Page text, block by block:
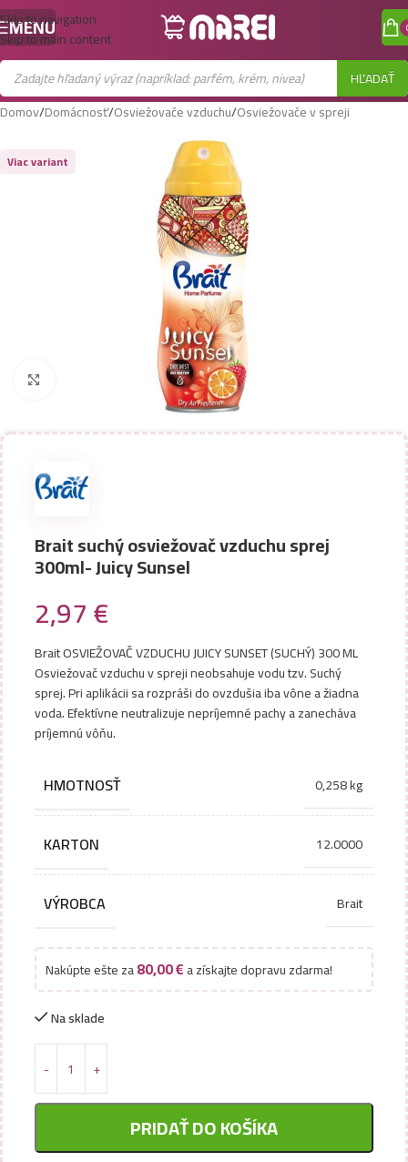
Skip to navigation
Skip to main content
MENU
HĽADAŤ
Domov/Domácnosť/Osviežovače vzduchu/Osviežovače v spreji
Viac variant
Zobraziť väčší obrázok
Brait suchý osviežovač vzduchu sprej
300ml- Juicy Sunsel
2,97€
Brait OSVIEŽOVAČ VZDUCHU JUICY SUNSET (SUCHÝ) 300 ML
Osviežovač vzduchu v spreji neobsahuje vodu tzv. Suchý
sprej. Pri aplikácii sa rozpráši do ovzdušia iba vône a žiadna
voda. Efektívne neutralizuje nepríjemné pachy a zanecháva
príjemnú vôňu.
HMOTNOSŤ 0,258 kg
KARTON 12.0000
VÝROBCA Brait
Nakúpte ešte za80,00€a získajte dopravu zdarma!
Na sklade
PRIDAŤ DO KOŠÍKA